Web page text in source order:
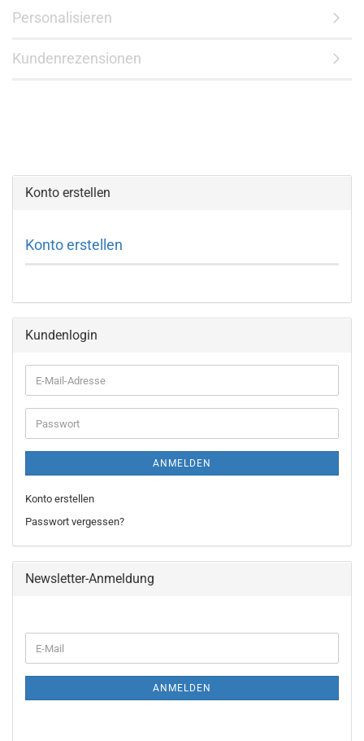
Personalisieren
Kundenrezensionen
Konto erstellen
Konto erstellen
Kundenlogin
E-
Mail-
Adresse
Passwort
ANMELDEN
Konto erstellen
Passwort vergessen?
Newsletter-Anmeldung
ZUR
E-
Mail
ANMELDEN